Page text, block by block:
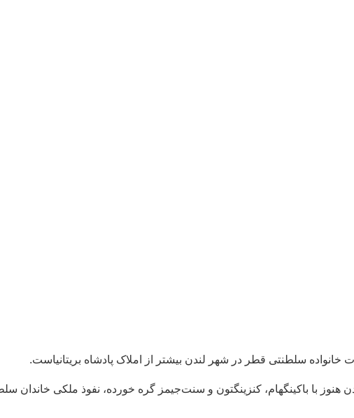
خانواده سلطنتی قطر در شهر لندن بیشتر از املاک پادشاه بریتانیاست.
با باکینگهام، کنزینگتون و سنت‌جیمز گره خورده، نفوذ ملکی خاندان